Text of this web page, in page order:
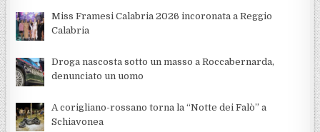
Miss Framesi Calabria 2026 incoronata a Reggio
Calabria
Droga nascosta sotto un masso a Roccabernarda,
denunciato un uomo
A corigliano-rossano torna la “Notte dei Falò” a
Schiavonea